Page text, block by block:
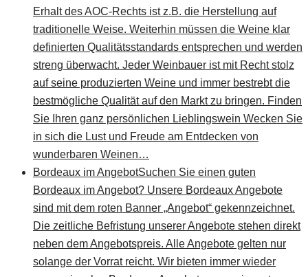
Erhalt des AOC-Rechts ist z.B. die Herstellung auf
traditionelle Weise. Weiterhin müssen die Weine klar
definierten Qualitätsstandards entsprechen und werden
streng überwacht. Jeder Weinbauer ist mit Recht stolz
auf seine produzierten Weine und immer bestrebt die
bestmögliche Qualität auf den Markt zu bringen. Finden
Sie Ihren ganz persönlichen Lieblingswein Wecken Sie
in sich die Lust und Freude am Entdecken von
wunderbaren Weinen…
Bordeaux im AngebotSuchen Sie einen guten
Bordeaux im Angebot? Unsere Bordeaux Angebote
sind mit dem roten Banner „Angebot“ gekennzeichnet.
Die zeitliche Befristung unserer Angebote stehen direkt
neben dem Angebotspreis. Alle Angebote gelten nur
solange der Vorrat reicht. Wir bieten immer wieder